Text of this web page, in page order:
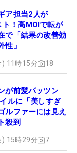
ア担当2人が
ト！高MOIで転が
で「結果の改善効
性」
) 11時15分 18
が前髪パッツン
ルに「美しすぎ
ルファーには見え
殺到
) 15時29分 7